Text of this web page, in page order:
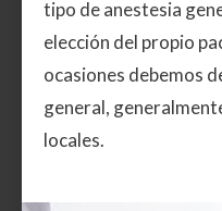
tipo de anestesia
elección del propio
ocasiones debemos
general,
locales.